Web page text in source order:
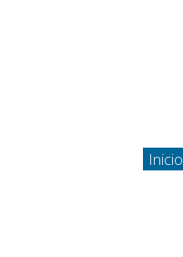
Inicio